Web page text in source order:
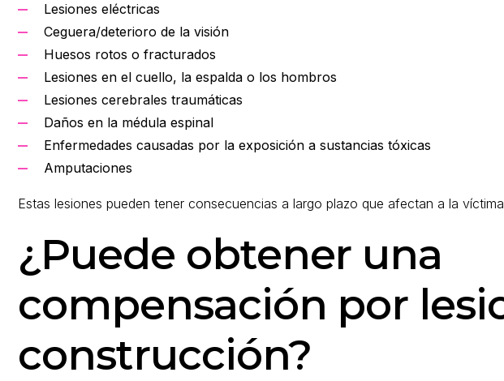
Lesiones eléctricas
Ceguera/deterioro de la visión
Huesos rotos o fracturados
Lesiones en el cuello, la espalda o los hombros
Lesiones cerebrales traumáticas
Daños en la médula espinal
Enfermedades causadas por la exposición a sustancias tóxicas
Amputaciones
Estas lesiones pueden tener consecuencias a largo plazo que afectan a la
¿Puede obtener una
compensación por
construcción?